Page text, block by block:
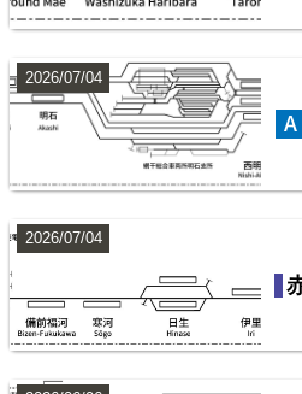
西武鉄道
10
配線略図で辿るス
楽天市場 書泉 BOOTH
2026/07/04
2026/07/04